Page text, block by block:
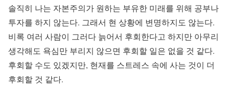
솔직히 나는 자본주의가 원하는 부유한 미래를 위해 공부나
투자를 하지 않는다. 그래서 현 상황에 변명하지도 않는다.
비록 여러 사람이 그러다 늙어서 후회한다고 하지만 아무리
생각해도 욕심만 부리지 않으면 후회할 일은 없을 것 같다.
후회할 수도 있겠지만, 현재를 스트레스 속에 사는 것이 더
후회할 것 같다.